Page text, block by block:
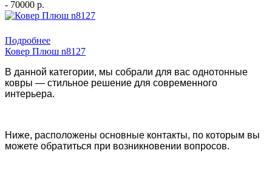
- 70000 р.
Подробнее
Ковер Плюш n8127
В данной категории, мы собрали для вас однотонные
ковры — стильное решение для современного
интерьера.
Ниже, расположены основные контакты, по которым вы
можете обратиться при возникновении вопросов.